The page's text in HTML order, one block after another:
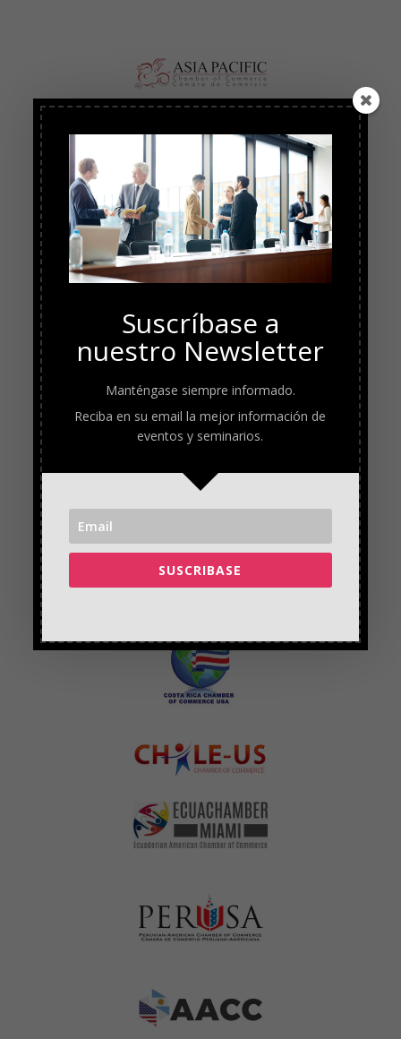
Suscríbase a
nuestro Newsletter
Manténgase siempre informado.
Reciba en su email la mejor información de
eventos y seminarios.
SUSCRIBASE